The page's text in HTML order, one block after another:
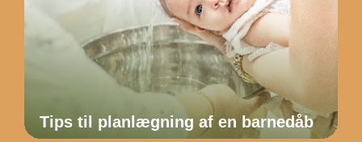
Tips til planlægning af en barnedåb